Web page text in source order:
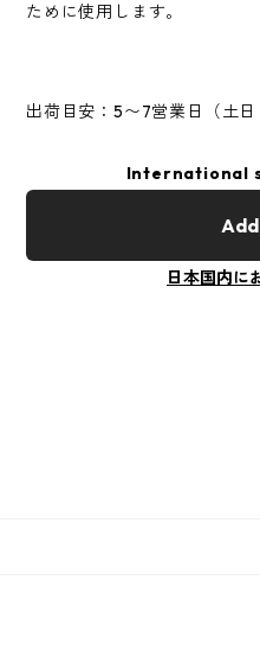
ために使用します。
出荷目安：5〜7営業日（土日
International
日本国内に